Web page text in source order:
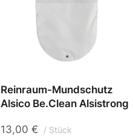
Reinraum-Mundschutz
Alsico Be.Clean Alsistrong
13,00 € Stück